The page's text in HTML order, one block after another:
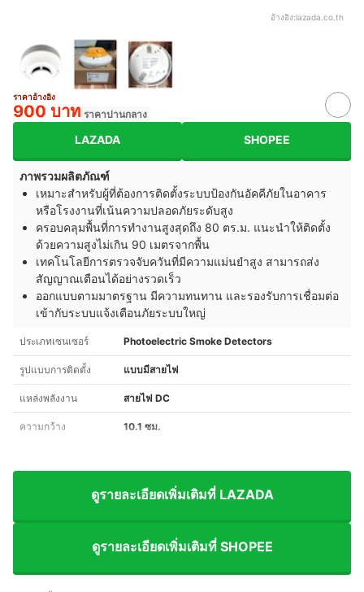
อ้างอิง:lazada.co.th
ราคาอ้างอิง
900 บาท ราคาปานกลาง
LAZADA SHOPEE
ภาพรวมผลิตภัณฑ์
เหมาะสำหรับผู้ที่ต้องการติดตั้งระบบป้องกันอัคคีภัยในอาคาร
หรือโรงงานที่เน้นความปลอดภัยระดับสูง
ครอบคลุมพื้นที่การทำงานสูงสุดถึง 80 ตร.ม. แนะนำให้ติดตั้ง
ด้วยความสูงไม่เกิน 90 เมตรจากพื้น
เทคโนโลยีการตรวจจับควันที่มีความแม่นยำสูง สามารถส่ง
สัญญาณเตือนได้อย่างรวดเร็ว
ออกแบบตามมาตรฐาน มีความทนทาน และรองรับการเชื่อมต่อ
เข้ากับระบบแจ้งเตือนภัยระบบใหญ่
ประเภทเซนเซอร์ Photoelectric Smoke Detectors
รูปแบบการติดตั้ง แบบมีสายไฟ
แหล่งพลังงาน สายไฟ DC
ความกว้าง 10.1 ซม.
ดูรายละเอียดเพิ่มเติมที่ LAZADA
ดูรายละเอียดเพิ่มเติมที่ SHOPEE